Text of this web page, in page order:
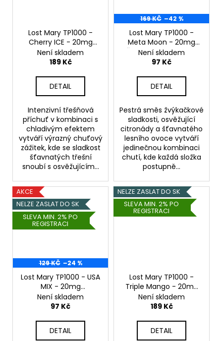
Lost Mary TP1000 -
Cherry ICE - 20mg
Třešeň, Chladivá
složka (ICE)
Není skladem
189 Kč
DETAIL
Intenzivní třešňová
příchuť v kombinaci s
chladivým efektem
vytváří výrazný chuťový
zážitek, kde se sladkost
šťavnatých třešní
snoubí s osvěžujícím...
169 KČ –42 %
Lost Mary TP1000 -
Meta Moon - 20mg
Žvýkačka, Limonáda,
Lesní ovoce
Není skladem
97 Kč
DETAIL
Pestrá směs žvýkačkové
sladkosti, osvěžující
citronády a šťavnatého
lesního ovoce vytváří
jedinečnou kombinaci
chutí, kde každá složka
postupně...
AKCE
NELZE ZASLAT DO SK
SLEVA MIN. 2% PO
REGISTRACI
129 KČ –24 %
Lost Mary TP1000 - USA
MIX - 20mg
Cigaretový tabák
Není skladem
97 Kč
DETAIL
NELZE ZASLAT DO SK
SLEVA MIN. 2% PO
REGISTRACI
Lost Mary TP1000 -
Triple Mango - 20mg
Mango
Není skladem
189 Kč
DETAIL